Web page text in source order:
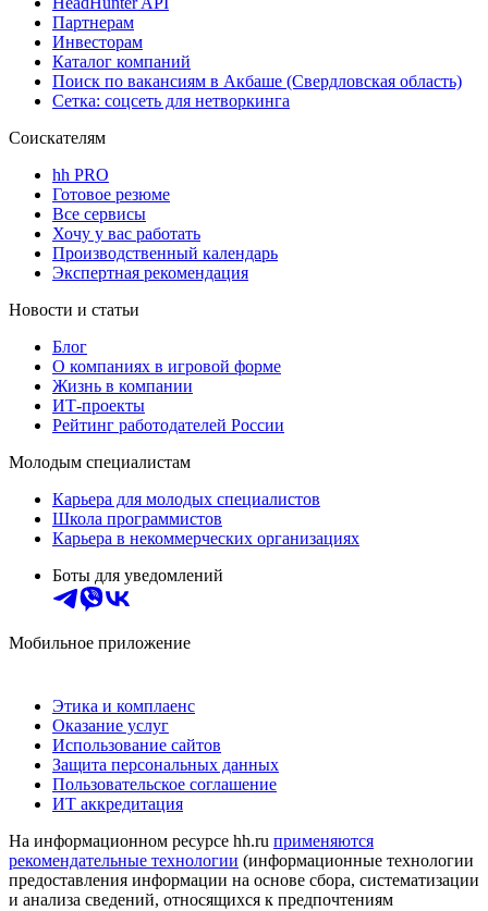
Партнерам
Инвесторам
Каталог компаний
Поиск по вакансиям в Акбаше (Свердловская область)
Сетка: соцсеть для нетворкинга
Соискателям
hh PRO
Готовое резюме
Все сервисы
Хочу у вас работать
Производственный календарь
Экспертная рекомендация
Новости и статьи
Блог
О компаниях в игровой форме
Жизнь в компании
ИТ-проекты
Рейтинг работодателей России
Молодым специалистам
Карьера для молодых специалистов
Школа программистов
Карьера в некоммерческих организациях
Боты для уведомлений
Мобильное приложение
Этика и комплаенс
Оказание услуг
Использование сайтов
Защита персональных данных
Пользовательское соглашение
ИТ аккредитация
На информационном ресурсе hh.ru применяются
рекомендательные технологии (информационные технологии
предоставления информации на основе сбора, систематизации
и анализа сведений, относящихся к предпочтениям